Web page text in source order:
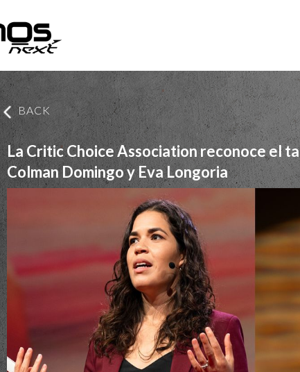
BACK
La Critic Choice Association reconoce el
Colman Domingo y Eva Longoria